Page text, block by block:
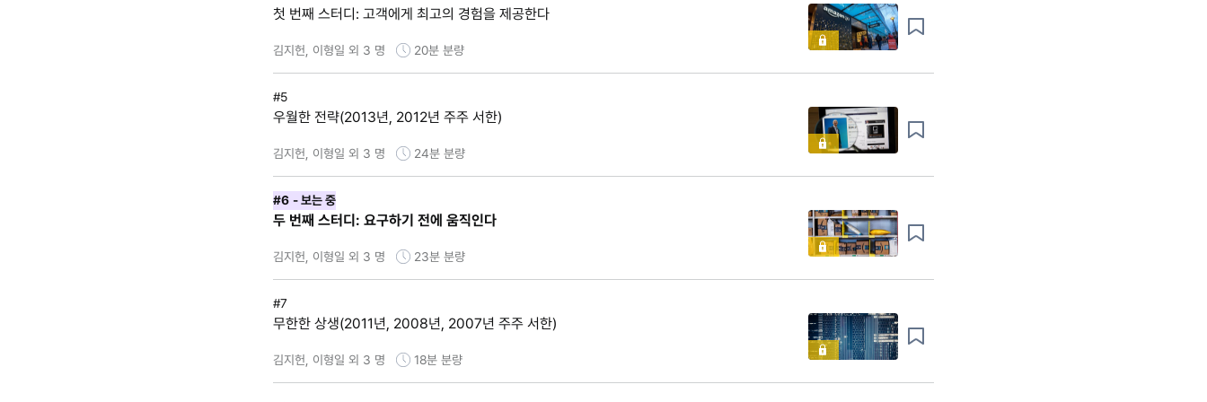
첫 번째 스터디: 고객에게 최고의 경험을 제공한다
김지헌, 이형일 외 3 명 20분 분량
#5
우월한 전략(2013년, 2012년 주주 서한)
김지헌, 이형일 외 3 명 24분 분량
#6 - 보는 중
두 번째 스터디: 요구하기 전에 움직인다
김지헌, 이형일 외 3 명 23분 분량
#7
무한한 상생(2011년, 2008년, 2007년 주주 서한)
김지헌, 이형일 외 3 명 18분 분량